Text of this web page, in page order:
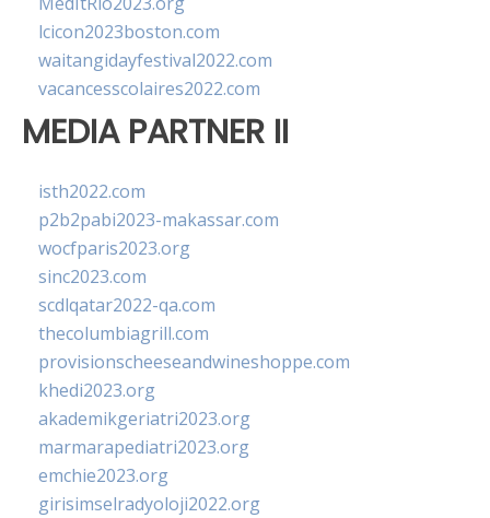
lcicon2023boston.com
waitangidayfestival2022.com
vacancesscolaires2022.com
MEDIA PARTNER II
isth2022.com
p2b2pabi2023-makassar.com
wocfparis2023.org
sinc2023.com
scdlqatar2022-qa.com
thecolumbiagrill.com
provisionscheeseandwineshoppe.com
khedi2023.org
akademikgeriatri2023.org
marmarapediatri2023.org
emchie2023.org
girisimselradyoloji2022.org